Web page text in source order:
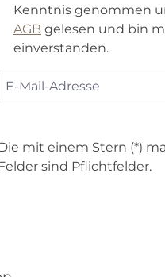
Kenntnis genommen
AGB gelesen und bin
einverstanden.
mit einem Stern (*)
sind Pflichtfelder.